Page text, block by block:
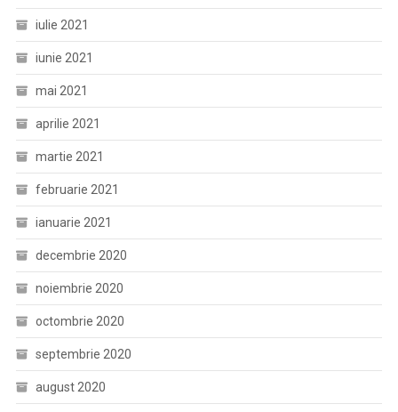
iulie 2021
iunie 2021
mai 2021
aprilie 2021
martie 2021
februarie 2021
ianuarie 2021
decembrie 2020
noiembrie 2020
octombrie 2020
septembrie 2020
august 2020